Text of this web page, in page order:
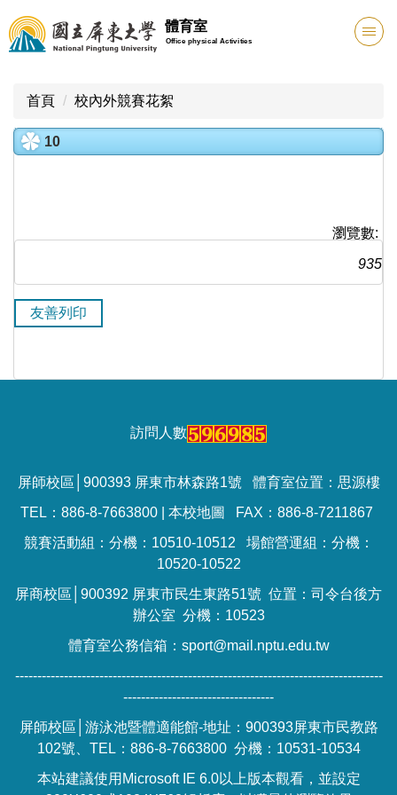
跳
到
主
區
體育室
Office physical Activities
首頁 校內外競賽花絮
10
瀏覽數:
935
友善列印
訪問人數
屏師校區│900393 屏東市林森路1號 體育室位置：思源樓
TEL：886-8-7663800 | 本校地圖
FAX：886-8-7211867
競賽活動組：分機：10510-10512 場館營運組：分機：
10520-10522
屏商校區│900392 屏東市民生東路51號 位置：司令台後方
辦公室 分機：10523
體育室公務信箱：sport@mail.nptu.edu.tw
-----------------------------------------------------------------------------------
----------------------------------
屏師校區│游泳池暨體適能館-地址：900393屏東市民教路
102號、TEL：886-8-7663800 分機：10531-10534
本站建議使用Microsoft IE 6.0以上版本觀看，並設定